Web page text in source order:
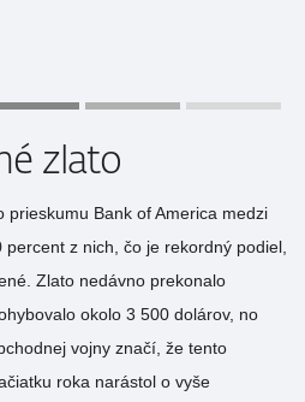
zlato
prieskumu Bank of America medzi
z nich, čo je rekordný podiel,
Zlato nedávno prekonalo
okolo 3 500 dolárov, no
vojny značí, že tento
roka narástol o vyše